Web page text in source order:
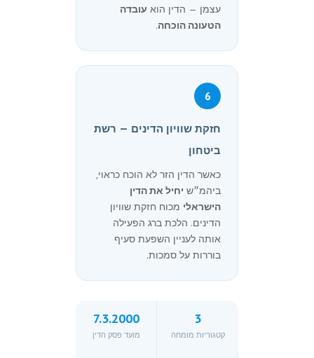
עצמן — הדין הוא עובדה
הטעונה הוכחה.
6
חזקת שוויון הדינים — רשת
ביטחון
כאשר הדין הזר לא הוכח כראוי,
ביהמ״ש יחיל את הדין
הישראלי מכוח חזקת שוויון
הדינים. הלכת ברג הפעילה
אותה לעניין השפעת סעיף
בוררות על סמכות.
3
קטגוריות מומחה
7.3.2000
מועד פסק הדין